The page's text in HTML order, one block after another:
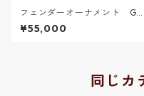
フェンダーオーナメント Gre
yhound
¥55,000
同じカ